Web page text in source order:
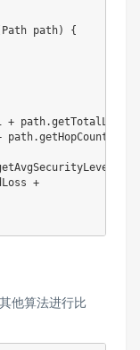
Path path)
{
+ path.getTotalLoss
path.getHopCount
+
他算法进行比